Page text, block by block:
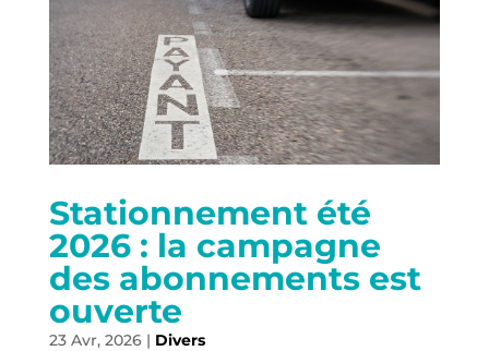
Stationnement été
2026 : la campagne
des abonnements est
ouverte
23 Avr, 2026| Divers